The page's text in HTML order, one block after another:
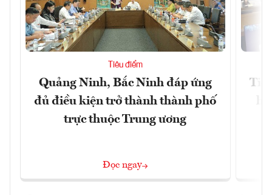
Tiêu điểm
Quảng Ninh, Bắc Ninh đáp ứng
đủ điều kiện trở thành thành phố
trực thuộc Trung ương
Đọc ngay